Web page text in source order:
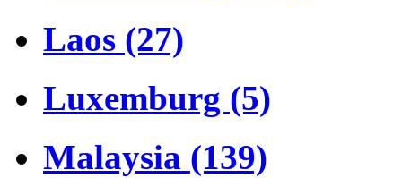
Laos (27)
Luxemburg (5)
Malaysia (139)